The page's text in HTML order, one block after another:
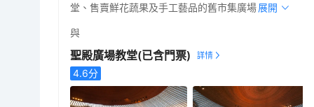
堂、售賣鮮花蔬果及手工藝品的舊市集廣場。展開
與
聖殿廣場教堂(已含門票)
4.6分